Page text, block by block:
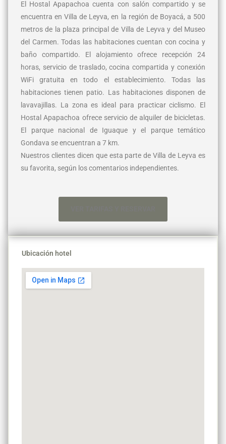
El Hostal Apapachoa cuenta con salón compartido y se
encuentra en Villa de Leyva, en la región de Boyacá, a 500
metros de la plaza principal de Villa de Leyva y del Museo
del Carmen. Todas las habitaciones cuentan con cocina y
baño compartido. El alojamiento ofrece recepción 24
horas, servicio de traslado, cocina compartida y conexión
WiFi gratuita en todo el establecimiento. Todas las
habitaciones tienen patio. Las habitaciones disponen de
lavavajillas. La zona es ideal para practicar ciclismo. El
Hostal Apapachoa ofrece servicio de alquiler de bicicletas.
El parque nacional de Iguaque y el parque temático
Gondava se encuentran a 7 km.
Nuestros clientes dicen que esta parte de Villa de Leyva es
su favorita, según los comentarios independientes.
Ubicación hotel